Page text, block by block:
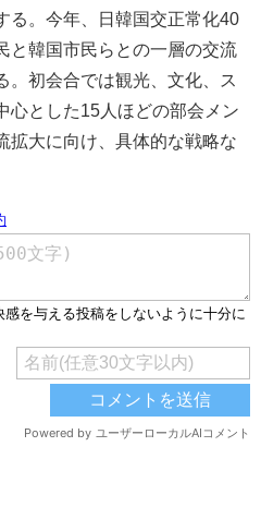
る。今年、日韓国交正常化40
と韓国市民らとの一層の交流
。初会合では観光、文化、ス
心とした15人ほどの部会メン
拡大に向け、具体的な戦略な